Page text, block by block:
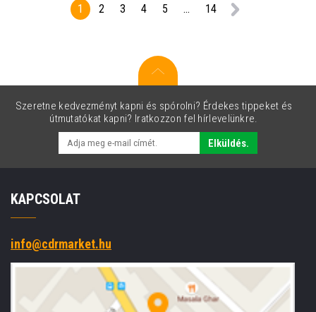
1 2 3 4 5 ... 14
Szeretne kedvezményt kapni és spórolni? Érdekes tippeket és
útmutatókat kapni? Iratkozzon fel hírlevelünkre.
Elküldés.
KAPCSOLAT
info@cdrmarket.hu